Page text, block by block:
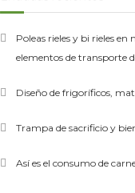
Poleas rieles y bi rieles
elementos de transporte
Diseño de frigoríficos,
Trampa de sacrificio y
Así es el consumo de